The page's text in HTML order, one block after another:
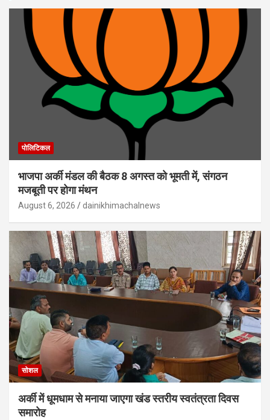
पोलिटिकल
भाजपा अर्की मंडल की बैठक 8 अगस्त को भूमती में, संगठन
मजबूती पर होगा मंथन
August 6, 2026 dainikhimachalnews
सोशल
अर्की में धूमधाम से मनाया जाएगा खंड स्तरीय स्वतंत्रता दिवस
समारोह